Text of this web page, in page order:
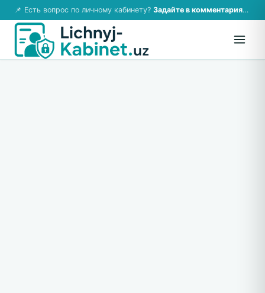
📌 Есть вопрос по личному кабинету? Задайте в комментариях — ответим!